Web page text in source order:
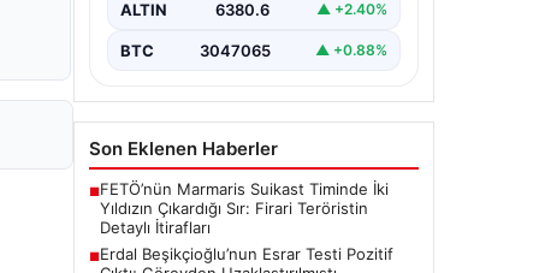
Belediye Başkanı Erdal
ALTIN 6380.6 ▲ +2.40%
BTC 3047065 ▲ +0.88%
Son Eklenen Haberler
■FETÖ’nün Marmaris Suikast Timinde İki
Yıldızın Çıkardığı Sır: Firari Teröristin
Detaylı İtirafları
■Erdal Beşikçioğlu’nun Esrar Testi Pozitif